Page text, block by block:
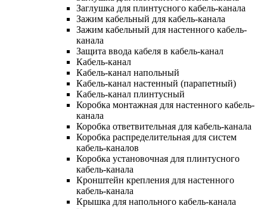
Заглушка для плинтусного кабель-канала
Зажим кабельный для кабель-канала
Зажим кабельный для настенного кабель-
канала
Защита ввода кабеля в кабель-канал
Кабель-канал
Кабель-канал напольный
Кабель-канал настенный (парапетный)
Кабель-канал плинтусный
Коробка монтажная для настенного кабель-
канала
Коробка ответвительная для кабель-канала
Коробка распределительная для систем
кабель-каналов
Коробка установочная для плинтусного
кабель-канала
Кронштейн крепления для настенного
кабель-канала
Крышка для напольного кабель-канала